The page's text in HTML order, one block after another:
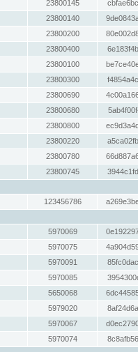
23800145
23800140
23800200
23800400
23800100
23800300
23800690
23800680
23800800
23800220
23800780
23800745
123456786
5970069
5970075
5970091
5970085
5650068
5979020
5970067
5970074